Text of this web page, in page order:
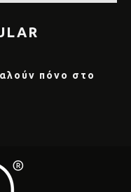
πόνο στο